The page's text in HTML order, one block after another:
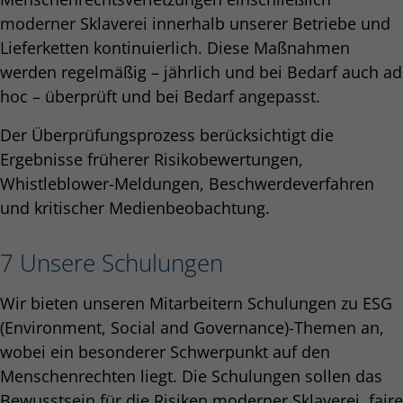
moderner Sklaverei innerhalb unserer Betriebe und
Lieferketten kontinuierlich. Diese Maßnahmen
werden regelmäßig – jährlich und bei Bedarf auch ad
hoc – überprüft und bei Bedarf angepasst.
Der Überprüfungsprozess berücksichtigt die
Ergebnisse früherer Risikobewertungen,
Whistleblower-Meldungen, Beschwerdeverfahren
und kritischer Medienbeobachtung.
7 Unsere Schulungen
Wir bieten unseren Mitarbeitern Schulungen zu ESG
(Environment, Social and Governance)-Themen an,
wobei ein besonderer Schwerpunkt auf den
Menschenrechten liegt. Die Schulungen sollen das